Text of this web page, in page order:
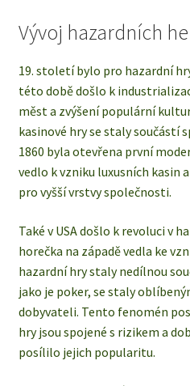
Vývoj hazardních
19. století bylo pro hazardní
této době došlo k
měst a zvýšení populární
kasinové hry se staly součástí
1860 byla otevřena první
vedlo k vzniku luxusních kasin
pro vyšší vrstvy společnosti.
Také v USA došlo k revoluci v
horečka na západě vedla ke
hazardní hry staly nedílnou
jako je poker, se staly
dobyvateli. Tento fenomén
hry jsou spojené s rizikem a
posílilo jejich popularitu.